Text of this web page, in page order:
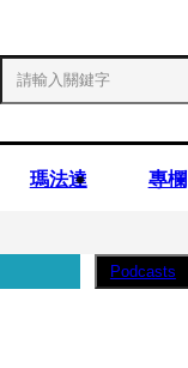
瑪法達 專欄
Podcasts